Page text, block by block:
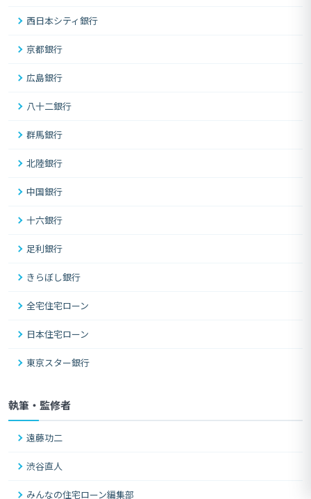
西日本シティ銀行
京都銀行
広島銀行
八十二銀行
群馬銀行
北陸銀行
中国銀行
十六銀行
足利銀行
きらぼし銀行
全宅住宅ローン
日本住宅ローン
東京スター銀行
執筆・監修者
遠藤功二
渋谷直人
みんなの住宅ローン編集部